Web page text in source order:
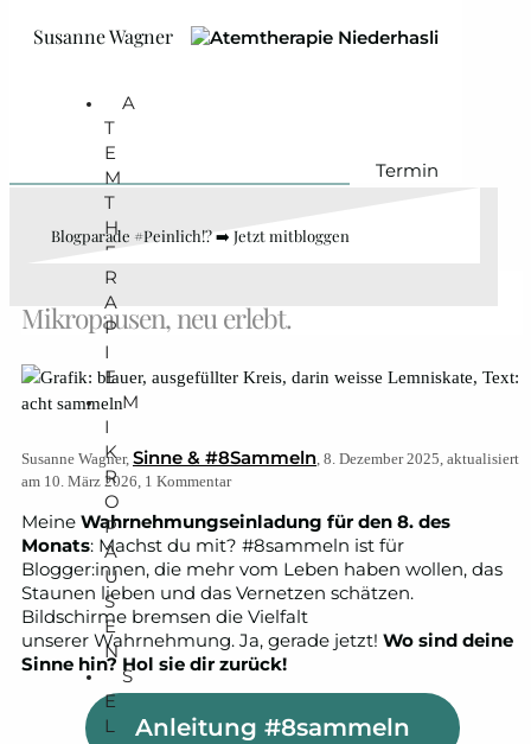
Zum Hauptinhalt springen
Susanne Wagner
A
T
E
M
T
H
E
R
A
P
I
E
M
I
K
R
O
P
A
U
S
E
N
S
E
L
Termin
Blogparade #Peinlich!? ➡️ Jetzt mitbloggen
#8sammeln am 8. Dezember 2025: 8
Mikropausen, neu erlebt.
Susanne Wagner, Sinne & #8Sammeln, 8. Dezember 2025, aktualisiert
am 10. März 2026, 1 Kommentar
Meine Wahrnehmungseinladung für den 8. des
Monats: Machst du mit? #8sammeln ist für
Blogger:innen, die mehr vom Leben haben wollen, das
Staunen lieben und das Vernetzen schätzen.
Bildschirme bremsen die Vielfalt
unserer Wahrnehmung. Ja, gerade jetzt! Wo sind deine
Sinne hin? Hol sie dir zurück!
Anleitung #8sammeln